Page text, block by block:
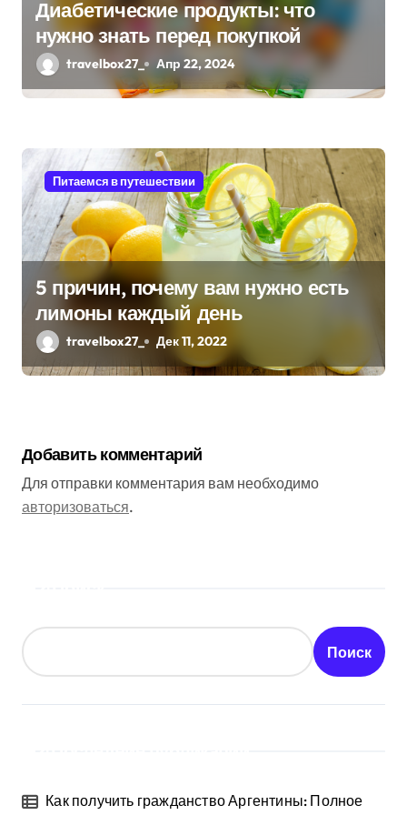
Диабетические продукты: что
нужно знать перед покупкой
travelbox27_ Апр 22, 2024
Питаемся в путешествии
5 причин, почему вам нужно есть
лимоны каждый день
travelbox27_ Дек 11, 2022
Добавить комментарий
Для отправки комментария вам необходимо
авторизоваться.
Поиск
Как получить гражданство Аргентины: Полное